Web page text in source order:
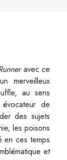
avec ce
merveilleux
au sens
de
des sujets
les poisons
en ces temps
et